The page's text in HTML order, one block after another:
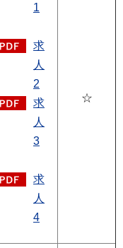
1
求
人
2
求
人
3
求
人
4
☆